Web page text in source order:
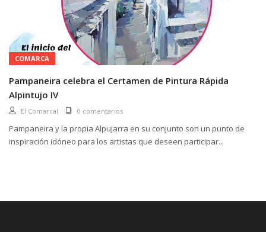
COMARCA
Pampaneira celebra el Certamen de Pintura Rápida
Alpintujo IV
El Comarcal 0 comentarios
Pampaneira y la propia Alpujarra en su conjunto son un punto de
inspiración idóneo para los artistas que deseen participar...